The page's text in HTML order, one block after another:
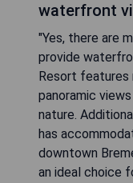
waterfront
"Yes, there are
provide
Resort
panoramic
nature.
has
downtown
an ideal choice